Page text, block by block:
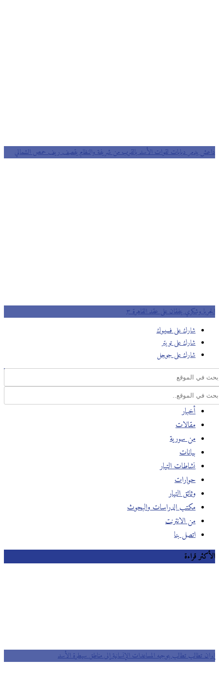
داعش يدمر دبابات لقوات الأسد بالقرب من شريفة والنظام يقصف ريف حمص الشمالي
الجربا وشكري يتفقان على عقد القاهرة ٣
شارك على فسيبوك
شارك على تويتر
شارك على جوجل
أخبار
مقالات
من سورية
بيانات
نشاطات التيار
حوارات
وثائق التيار
مكتب الدراسات والبحوث
من الانترنت
اتصل بنا
الأكثر قراءة
إيران تطالب تطالب بتوجيه المساعدات الإنسانية إلى مناطق سيطرة الأسد